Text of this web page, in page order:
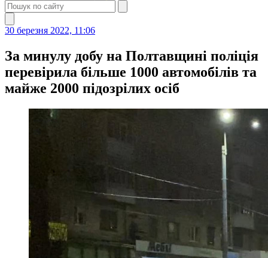
30 березня 2022, 11:06
За минулу добу на Полтавщині поліція
перевірила більше 1000 автомобілів та
майже 2000 підозрілих осіб